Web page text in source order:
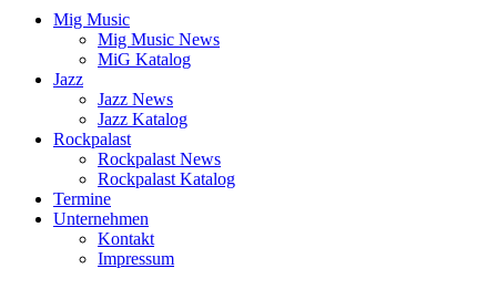
Mig Music
Mig Music News
MiG Katalog
Jazz
Jazz News
Jazz Katalog
Rockpalast
Rockpalast News
Rockpalast Katalog
Termine
Unternehmen
Kontakt
Impressum